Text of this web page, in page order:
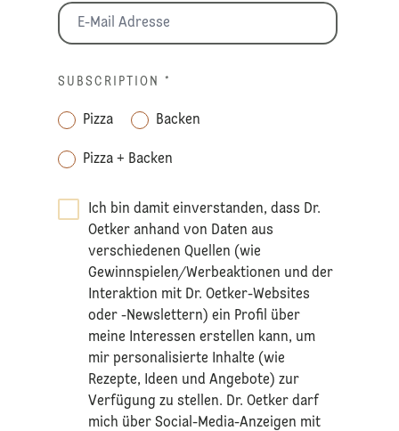
SUBSCRIPTION *
Pizza Backen
Pizza + Backen
Ich bin damit einverstanden, dass Dr.
Oetker anhand von Daten aus
verschiedenen Quellen (wie
Gewinnspielen/Werbeaktionen und der
Interaktion mit Dr. Oetker-Websites
oder -Newslettern) ein Profil über
meine Interessen erstellen kann, um
mir personalisierte Inhalte (wie
Rezepte, Ideen und Angebote) zur
Verfügung zu stellen. Dr. Oetker darf
mich über Social-Media-Anzeigen mit